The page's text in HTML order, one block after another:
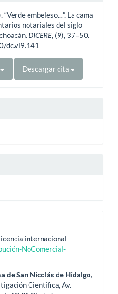
“Verde embeleso…”. La cama
notariales del siglo
DICERE, (9), 37–50.
dc.vi9.141
Descargar cita
internacional
NoComercial-
de San Nicolás de Hidalgo,
Científica, Av.